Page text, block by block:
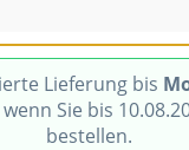
Lieferung bis
wenn Sie bis
bestellen.